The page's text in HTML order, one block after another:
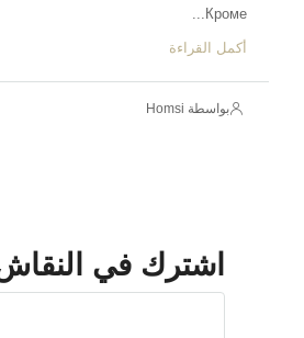
Кроме...
أكمل القراءة
بواسطة Homsi
اشترك في